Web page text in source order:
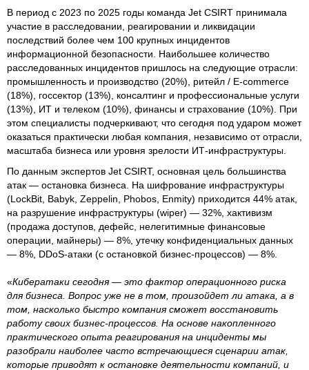
В период с 2023 по 2025 годы команда Jet CSIRT принимала
участие в расследовании, реагировании и ликвидации
последствий более чем 100 крупных инцидентов
информационной безопасности. Наибольшее количество
расследованных инцидентов пришлось на следующие отрасли:
промышленность и производство (20%), ритейл / E-commerce
(18%), госсектор (13%), консалтинг и профессиональные услуги
(13%), ИТ и телеком (10%), финансы и страхование (10%). При
этом специалисты подчеркивают, что сегодня под ударом может
оказаться практически любая компания, независимо от отрасли,
масштаба бизнеса или уровня зрелости ИТ-инфраструктуры.
По данным экспертов Jet CSIRT, основная цель большинства
атак — остановка бизнеса. На шифрование инфраструктуры
(LockBit, Babyk, Zeppelin, Phobos, Enmity) приходится 44% атак,
на разрушение инфраструктуры (wiper) — 32%, хактивизм
(продажа доступов, дефейс, нелегитимные финансовые
операции, майнеры) — 8%, утечку конфиденциальных данных
— 8%, DDoS-атаки (с остановкой бизнес-процессов) — 8%.
«Кибератаки сегодня — это фактор операционного риска
для бизнеса. Вопрос уже не в том, произойдет ли атака, а в
том, насколько быстро компания сможет восстановить
работу своих бизнес-процессов. На основе накопленного
практического опыта реагирования на инциденты мы
разобрали наиболее часто встречающиеся сценарии атак,
которые приводят к остановке деятельности компаний, и